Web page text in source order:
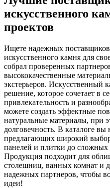
искусственного
проектов
Ищете надежных
искусственного камня для
собрал проверенных
высококачественные
экстерьеров. Искусственный
решение, которое сочетает в
привлекательность и
можете создать эффектные
натуральные материалы, при
долговечность. В каталоге вы
предлагающих широкий
панелей и плитки до
Продукция подходит для
столешниц, ванных комнат и
надежных партнеров, чтобы
идеи!